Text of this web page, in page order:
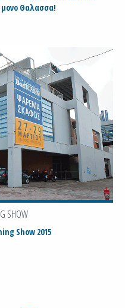
μονο Θαλασσα!
SHOW
Show 2015